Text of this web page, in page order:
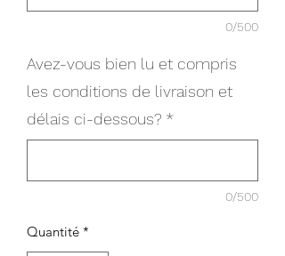
0/500
Avez-vous bien lu et compris
les conditions de livraison et
délais ci-dessous? *
0/500
Quantité *